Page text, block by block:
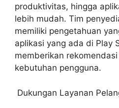
produktivitas, hingga
lebih mudah. Tim
memiliki pengetahuan
aplikasi yang ada di Play
memberikan
kebutuhan pengguna.
Dukungan Layanan